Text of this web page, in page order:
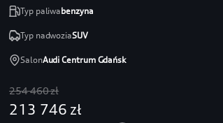
Typ paliwabenzyna
Typ nadwoziaSUV
SalonAudi Centrum Gdańsk
254 460 zł
213 746 zł